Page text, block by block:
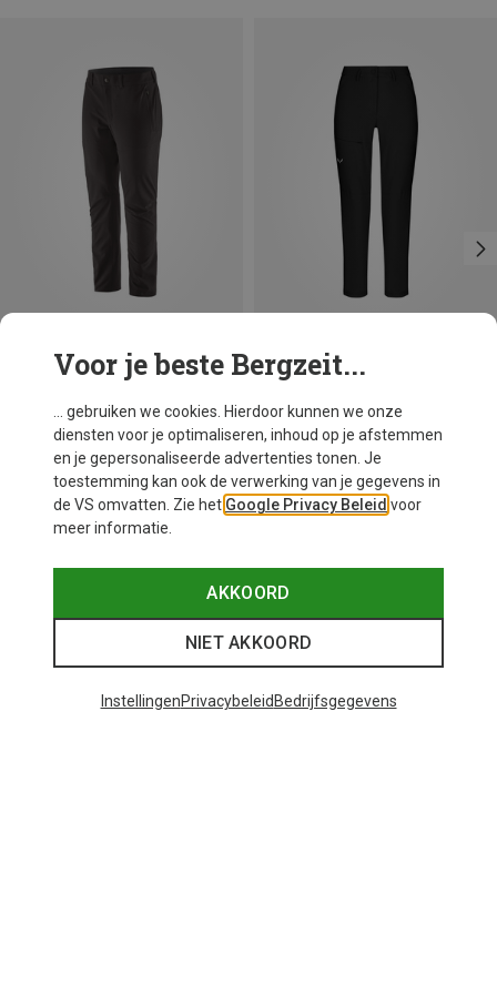
Je bespaart 38%
Salewa
Dames Puez Dolomitic 2 Dst Broek
€ 109,95
Voor je beste Bergzeit...
... gebruiken we cookies. Hierdoor kunnen we onze
diensten voor je optimaliseren, inhoud op je afstemmen
en je gepersonaliseerde advertenties tonen. Je
toestemming kan ook de verwerking van je gegevens in
de VS omvatten. Zie het Google Privacy Beleid voor
meer informatie.
AKKOORD
NIET AKKOORD
InstellingenPrivacybeleid Bedrijfsgegevens